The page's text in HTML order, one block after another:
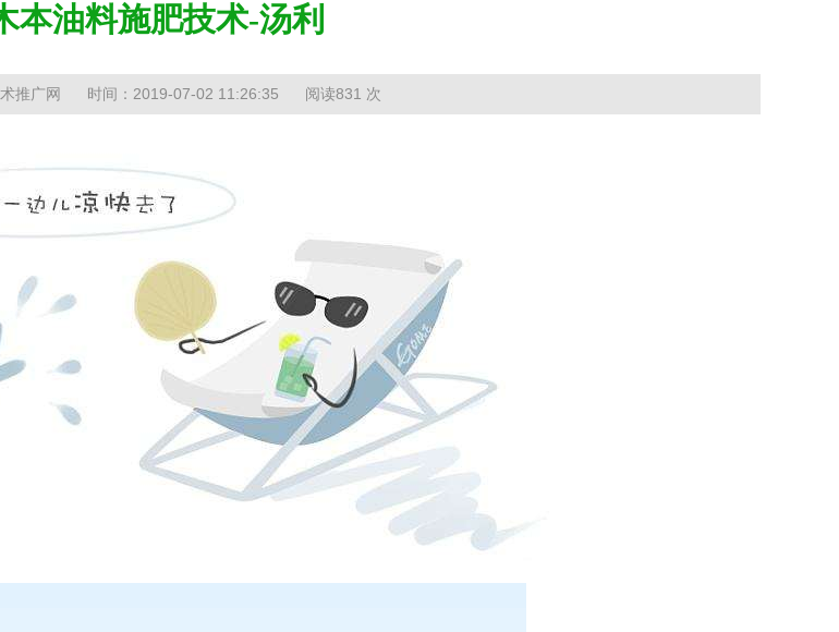
本油料施肥技术-汤利
推广网 时间：2019-07-02 11:26:35 阅读831 次